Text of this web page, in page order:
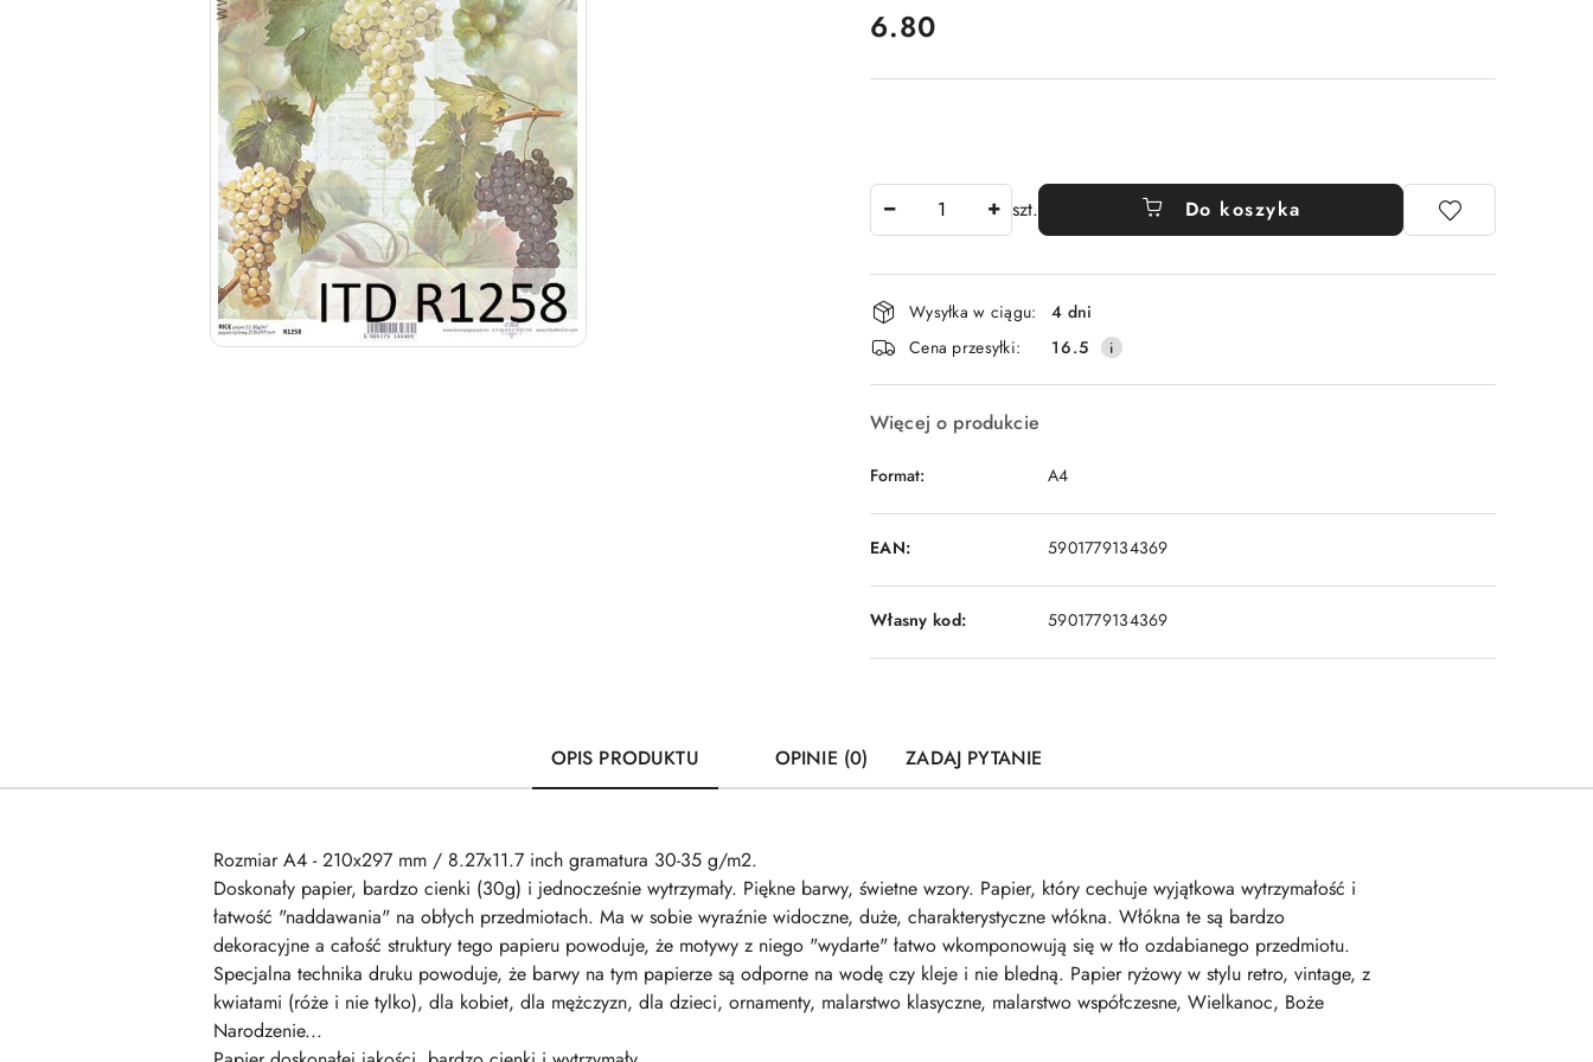
cena:
6.80
szt. Do koszyka
Dostępność
i
dostawa
Wysyłka w ciągu:
4 dni
Cena przesyłki:
16.5
Więcej o produkcie
Format: A4
EAN: 5901779134369
Własny kod: 5901779134369
OPIS PRODUKTU OPINIE (0) ZADAJ PYTANIE
Rozmiar A4 - 210x297 mm / 8.27x11.7 inch gramatura 30-35 g/m2.
Doskonały papier, bardzo cienki (30g) i jednocześnie wytrzymały. Piękne barwy, świetne wzory. Papier, który cechuje wyjątkowa wytrzymałość i
łatwość "naddawania" na obłych przedmiotach. Ma w sobie wyraźnie widoczne, duże, charakterystyczne włókna. Włókna te są bardzo
dekoracyjne a całość struktury tego papieru powoduje, że motywy z niego "wydarte" łatwo wkomponowują się w tło ozdabianego przedmiotu.
Specjalna technika druku powoduje, że barwy na tym papierze są odporne na wodę czy kleje i nie bledną. Papier ryżowy w stylu retro, vintage, z
kwiatami (róże i nie tylko), dla kobiet, dla mężczyzn, dla dzieci, ornamenty, malarstwo klasyczne, malarstwo współczesne, Wielkanoc, Boże
Narodzenie...